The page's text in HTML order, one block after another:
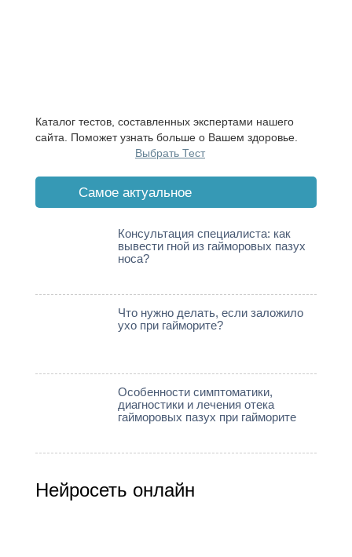
Каталог тестов, составленных экспертами нашего
сайта. Поможет узнать больше о Вашем здоровье.
Выбрать Тест
Cамое актуальное
Консультация специалиста: как
вывести гной из гайморовых пазух
носа?
Что нужно делать, если заложило
ухо при гайморите?
Особенности симптоматики,
диагностики и лечения отека
гайморовых пазух при гайморите
Нейросеть онлайн